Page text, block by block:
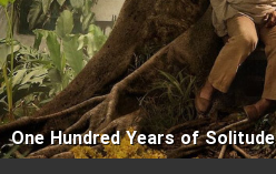
One Hundred Years of Solitude